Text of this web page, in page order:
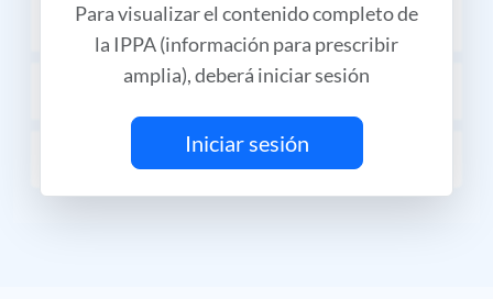
Para visualizar el contenido completo de
la IPPA (información para prescribir
amplia), deberá iniciar sesión
Iniciar sesión
PRECAUCIONES Y ADVERTENCIAS
DOSIS Y VÍA DE ADMINISTRACIÓN
PRESENTACIÓN